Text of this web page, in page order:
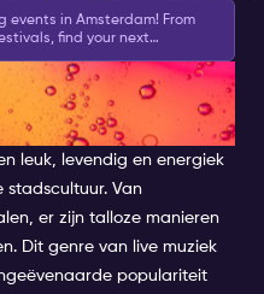
events in Amsterdam! From
find your next
ahead! 👉Check the
Een
leuk, levendig en energiek
stadscultuur. Van
er zijn talloze manieren
Dit genre van live muziek
populariteit